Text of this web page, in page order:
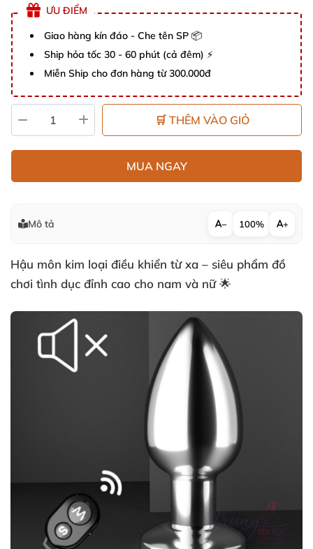
ƯU ĐIỂM
Giao hàng kín đáo - Che tên SP 📦
Ship hỏa tốc 30 - 60 phút (cả đêm) ⚡
Miễn Ship cho đơn hàng từ 300.000đ
🛒 THÊM VÀO GIỎ
MUA NGAY
Mô tả − 100% +
Hậu môn kim loại điều khiển từ xa – siêu phẩm đồ
chơi tình dục đỉnh cao cho nam và nữ 🌟